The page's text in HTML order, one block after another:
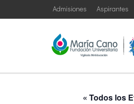
Aspirantes
Admisiones
« Todos los